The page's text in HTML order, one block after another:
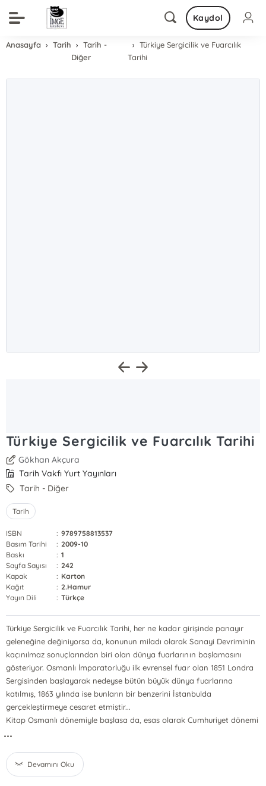
Kaydol
Anasayfa Tarih
Tarih -
Diğer
Türkiye Sergicilik ve Fuarcılık
Tarihi
Türkiye Sergicilik ve Fuarcılık Tarihi
Gökhan Akçura
Tarih Vakfı Yurt Yayınları
Tarih - Diğer
Tarih
ISBN : 9789758813537
Basım Tarihi
: 2009-10
Baskı
: 1
Sayfa Sayısı
: 242
Kapak
: Karton
Kağıt
: 2.Hamur
Yayın Dili
: Türkçe
Türkiye Sergicilik ve Fuarcılık Tarihi, her ne kadar girişinde panayır
geleneğine değiniyorsa da, konunun miladı olarak Sanayi Devriminin
kaçınılmaz sonuçlarından biri olan dünya fuarlarının başlamasını
gösteriyor. Osmanlı İmparatorluğu ilk evrensel fuar olan 1851 Londra
Sergisinden başlayarak nedeyse bütün büyük dünya fuarlarına
katılmış, 1863 yılında ise bunların bir benzerini İstanbulda
gerçekleştirmeye cesaret etmiştir...
Kitap Osmanlı dönemiyle başlasa da, esas olarak Cumhuriyet dönemi
...
Devamını Oku